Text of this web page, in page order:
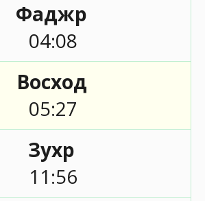
Фаджр
04:08
Восход
05:27
Зухр
11:56